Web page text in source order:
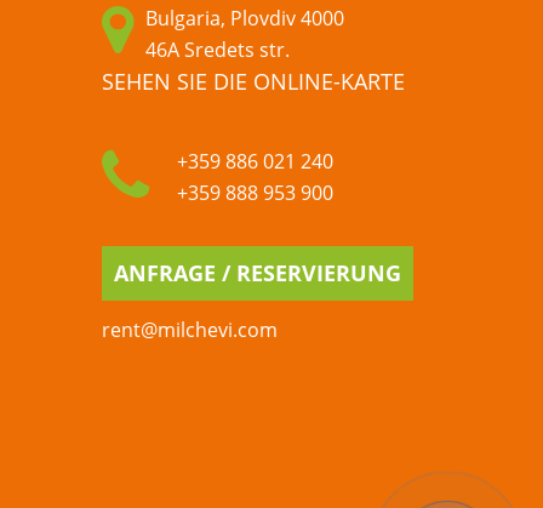
Bulgaria, Plovdiv 4000
46A Sredets str.
SEHEN SIE DIE ONLINE-KARTE
+359 886 021 240
+359 888 953 900
ANFRAGE / RESERVIERUNG
rent@milchevi.com